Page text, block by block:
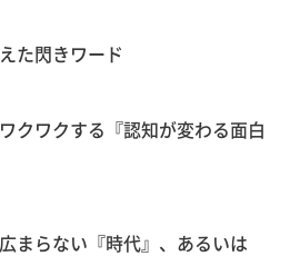
た閃きワード
クワクする『認知が変わる面白
まらない『時代』、あるいは